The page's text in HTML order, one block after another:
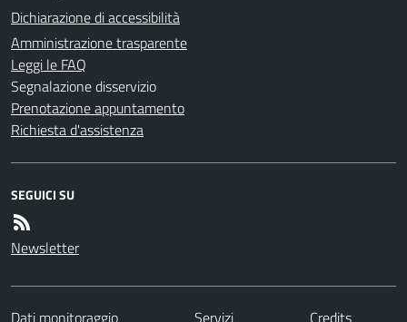
Dichiarazione di accessibilità
Amministrazione trasparente
Leggi le FAQ
Segnalazione disservizio
Prenotazione appuntamento
Richiesta d'assistenza
SEGUICI SU
Newsletter
Dati monitoraggio Servizi Credits